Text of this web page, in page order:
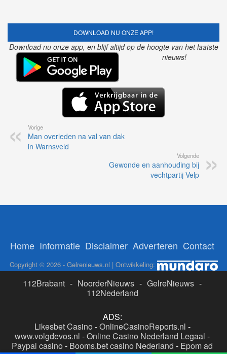
DOWNLOAD NU ONZE APP!
Download nu onze app, en blijf altijd op de hoogte van het laatste
nieuws!
Vorige
Man overleden na val van dak
in Warnsveld
Volgende
Gewonde en aanhouding bij
vechtpartij Velp
Home Informatie Disclaimer Adverteren Contact
Copyright © 2026 - Gelrenieuws.nl | Ontwikkeling:
112Brabant - NoorderNieuws - GelreNieuws -
112Nederland
ADS:
Likesbet Casino -OnlineCasinoReports.nl -
www.volgdevos.nl -Online Casino Nederland Legaal -
Paypal casino - Booms.bet casino Nederland - Epom ad